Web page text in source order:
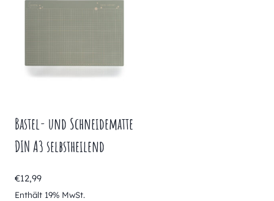
Bastel- und Schneidematte
DIN A3 selbstheilend
€12,99
Enthält 19% MwSt.